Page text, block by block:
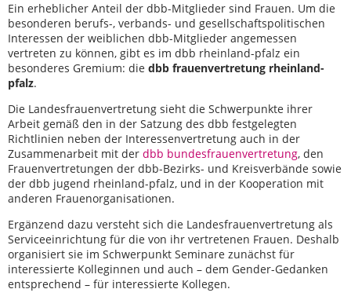
Ein erheblicher Anteil der dbb-Mitglieder sind Frauen. Um die
besonderen berufs-, verbands- und gesellschaftspolitischen
Interessen der weiblichen dbb-Mitglieder angemessen
vertreten zu können, gibt es im dbb rheinland-pfalz ein
besonderes Gremium: die dbb frauenvertretung rheinland-
pfalz.
Die Landesfrauenvertretung sieht die Schwerpunkte ihrer
Arbeit gemäß den in der Satzung des dbb festgelegten
Richtlinien neben der Interessenvertretung auch in der
Zusammenarbeit mit der dbb bundesfrauenvertretung, den
Frauenvertretungen der dbb-Bezirks- und Kreisverbände sowie
der dbb jugend rheinland-pfalz, und in der Kooperation mit
anderen Frauenorganisationen.
Ergänzend dazu versteht sich die Landesfrauenvertretung als
Serviceeinrichtung für die von ihr vertretenen Frauen. Deshalb
organisiert sie im Schwerpunkt Seminare zunächst für
interessierte Kolleginnen und auch – dem Gender-Gedanken
entsprechend – für interessierte Kollegen.